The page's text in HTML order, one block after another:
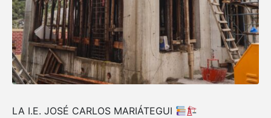
LA I.E. JOSÉ CARLOS MARIÁTEGUI